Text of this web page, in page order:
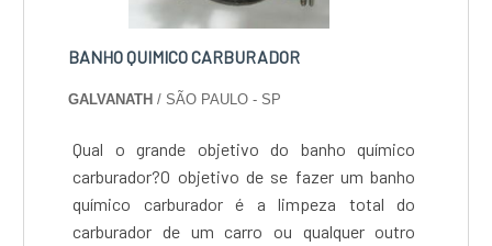
BANHO QUIMICO CARBURADOR
GALVANATH / SÃO PAULO - SP
Qual o grande objetivo do banho químico
carburador?O objetivo de se fazer um banho
químico carburador é a limpeza total do
carburador de um carro ou qualquer outro